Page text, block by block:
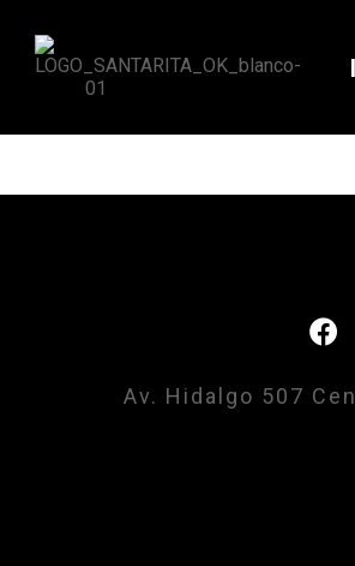
Av. Hidalgo 507